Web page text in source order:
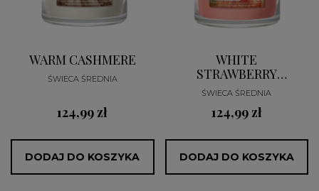
WARM CASHMERE
ŚWIECA ŚREDNIA
124,99 zł
DODAJ DO KOSZYKA
WHITE
STRAWBERRY
BELLINI
ŚWIECA ŚREDNIA
124,99 zł
DODAJ DO KOSZYKA